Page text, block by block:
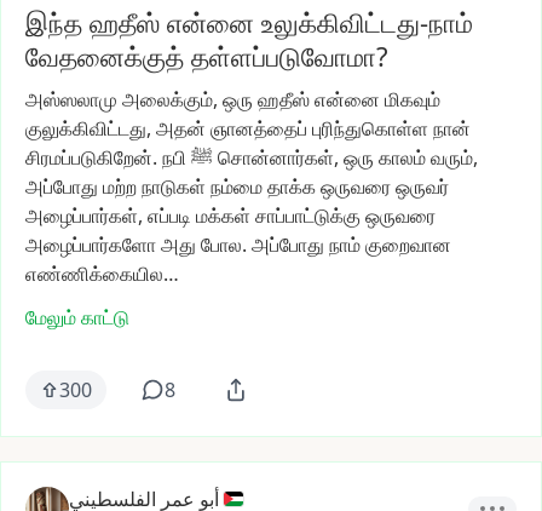
இந்த ஹதீஸ் என்னை உலுக்கிவிட்டது-நாம்
வேதனைக்குத் தள்ளப்படுவோமா?
அஸ்ஸலாமு அலைக்கும், ஒரு ஹதீஸ்என்னை மிகவும்
குலுக்கிவிட்டது, அதன் ஞானத்தைப் புரிந்துகொள்ள நான்
சிரமப்படுகிறேன். நபி ﷺ சொன்னார்கள், ஒரு காலம்வரும்,
அப்போது மற்றநாடுகள் நம்மைதாக்கஒருவரைஒருவர்
அழைப்பார்கள், எப்படி மக்கள் சாப்பாட்டுக்கு ஒருவரை
அழைப்பார்களோஅது போல. அப்போது நாம்குறைவான
எண்ணிக்கையில…
மேலும் காட்டு
300 8
أبو عمر الفلسطيني